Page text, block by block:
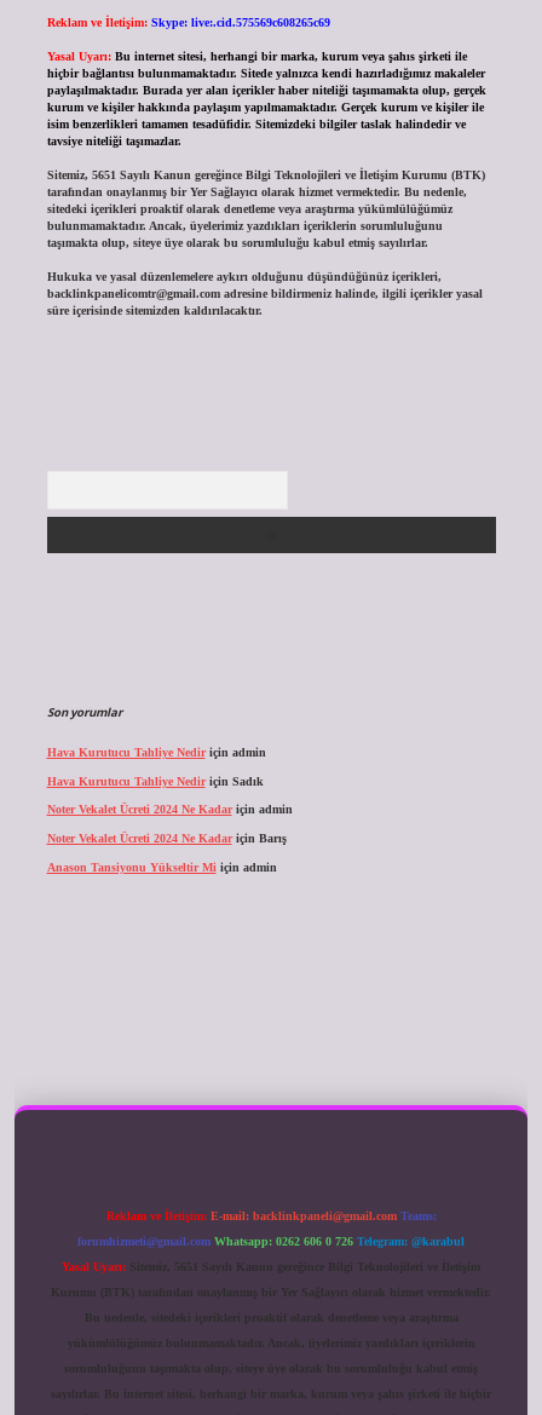
Reklam ve İletişim: Skype: live:.cid.575569c608265c69
Yasal Uyarı: Bu internet sitesi, herhangi bir marka, kurum veya şahıs şirketi ile
hiçbir bağlantısı bulunmamaktadır. Sitede yalnızca kendi hazırladığımız makaleler
paylaşılmaktadır. Burada yer alan içerikler haber niteliği taşımamakta olup, gerçek
kurum ve kişiler hakkında paylaşım yapılmamaktadır. Gerçek kurum ve kişiler ile
isim benzerlikleri tamamen tesadüfidir. Sitemizdeki bilgiler taslak halindedir ve
tavsiye niteliği taşımazlar.
Sitemiz, 5651 Sayılı Kanun gereğince Bilgi Teknolojileri ve İletişim Kurumu (BTK)
tarafından onaylanmış bir Yer Sağlayıcı olarak hizmet vermektedir. Bu nedenle,
sitedeki içerikleri proaktif olarak denetleme veya araştırma yükümlülüğümüz
bulunmamaktadır. Ancak, üyelerimiz yazdıkları içeriklerin sorumluluğunu
taşımakta olup, siteye üye olarak bu sorumluluğu kabul etmiş sayılırlar.
Hukuka ve yasal düzenlemelere aykırı olduğunu düşündüğünüz içerikleri,
backlinkpanelicomtr@gmail.comadresine bildirmeniz halinde, ilgili içerikler yasal
süre içerisinde sitemizden kaldırılacaktır.
Son yorumlar
Hava Kurutucu Tahliye Nediriçin admin
Hava Kurutucu Tahliye Nediriçin Sadık
Noter Vekalet Ücreti 2024 Ne Kadariçin admin
Noter Vekalet Ücreti 2024 Ne Kadariçin Barış
Anason Tansiyonu Yükseltir Mi için admin
Reklam ve İletişim: E-mail: backlinkpaneli@gmail.com Teams:
forumhizmeti@gmail.com Whatsapp: 0262 606 0 726 Telegram: @karabul
Yasal Uyarı: Sitemiz, 5651 Sayılı Kanun gereğince Bilgi Teknolojileri ve İletişim
Kurumu (BTK) tarafından onaylanmış bir Yer Sağlayıcı olarak hizmet vermektedir.
Bu nedenle, sitedeki içerikleri proaktif olarak denetleme veya araştırma
yükümlülüğümüz bulunmamaktadır. Ancak, üyelerimiz yazdıkları içeriklerin
sorumluluğunu taşımakta olup, siteye üye olarak bu sorumluluğu kabul etmiş
sayılırlar. Bu internet sitesi, herhangi bir marka, kurum veya şahıs şirketi ile hiçbir